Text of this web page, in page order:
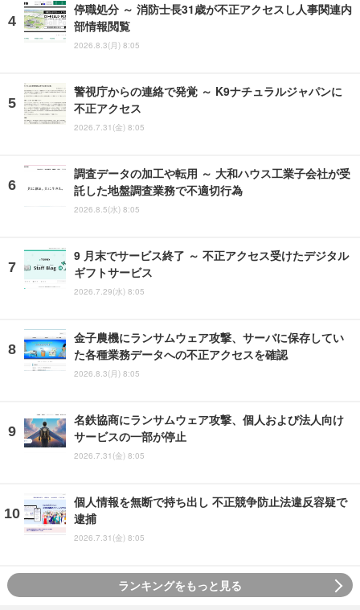
停職処分 ～ 消防士長31歳が不正アクセスし人事関連内
部情報閲覧
2026.8.3(月) 8:05
警視庁からの連絡で発覚 ～ K9ナチュラルジャパンに
不正アクセス
2026.7.31(金) 8:05
調査データの加工や転用 ～ 大和ハウス工業子会社が受
託した地盤調査業務で不適切行為
2026.8.5(水) 8:05
9 月末でサービス終了 ～ 不正アクセス受けたデジタル
ギフトサービス
2026.7.29(水) 8:05
金子農機にランサムウェア攻撃、サーバに保存してい
た各種業務データへの不正アクセスを確認
2026.8.3(月) 8:05
名鉄協商にランサムウェア攻撃、個人および法人向け
サービスの一部が停止
2026.7.31(金) 8:05
個人情報を無断で持ち出し 不正競争防止法違反容疑で
逮捕
2026.7.31(金) 8:05
ランキングをもっと見る